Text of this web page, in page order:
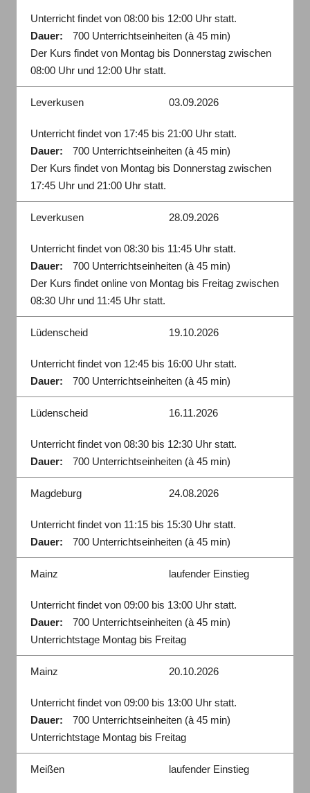
Unterricht findet von 08:00 bis 12:00 Uhr statt.
Dauer:
700 Unterrichtseinheiten (à 45 min)
Der Kurs findet von Montag bis Donnerstag zwischen
08:00 Uhr und 12:00 Uhr statt.
Leverkusen 03.09.2026
Unterricht findet von 17:45 bis 21:00 Uhr statt.
Dauer:
700 Unterrichtseinheiten (à 45 min)
Der Kurs findet von Montag bis Donnerstag zwischen
17:45 Uhr und 21:00 Uhr statt.
Leverkusen 28.09.2026
Unterricht findet von 08:30 bis 11:45 Uhr statt.
Dauer:
700 Unterrichtseinheiten (à 45 min)
Der Kurs findet online von Montag bis Freitag zwischen
08:30 Uhr und 11:45 Uhr statt.
Lüdenscheid 19.10.2026
Unterricht findet von 12:45 bis 16:00 Uhr statt.
Dauer:
700 Unterrichtseinheiten (à 45 min)
Lüdenscheid 16.11.2026
Unterricht findet von 08:30 bis 12:30 Uhr statt.
Dauer:
700 Unterrichtseinheiten (à 45 min)
Magdeburg 24.08.2026
Unterricht findet von 11:15 bis 15:30 Uhr statt.
Dauer:
700 Unterrichtseinheiten (à 45 min)
Mainz laufender Einstieg
Unterricht findet von 09:00 bis 13:00 Uhr statt.
Dauer:
700 Unterrichtseinheiten (à 45 min)
Unterrichtstage Montag bis Freitag
Mainz 20.10.2026
Unterricht findet von 09:00 bis 13:00 Uhr statt.
Dauer:
700 Unterrichtseinheiten (à 45 min)
Unterrichtstage Montag bis Freitag
Meißen laufender Einstieg